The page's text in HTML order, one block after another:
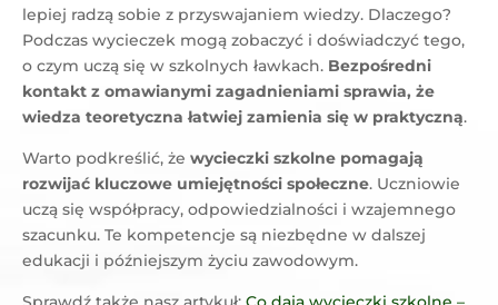
lepiej radzą sobie z przyswajaniem wiedzy. Dlaczego?
Podczas wycieczek mogą zobaczyć i doświadczyć tego,
o czym uczą się w szkolnych ławkach. Bezpośredni
kontakt z omawianymi zagadnieniami sprawia, że
wiedza teoretyczna łatwiej zamienia się w praktyczną.
Warto podkreślić, że wycieczki szkolne pomagają
rozwijać kluczowe umiejętności społeczne. Uczniowie
uczą się współpracy, odpowiedzialności i wzajemnego
szacunku. Te kompetencje są niezbędne w dalszej
edukacji i późniejszym życiu zawodowym.